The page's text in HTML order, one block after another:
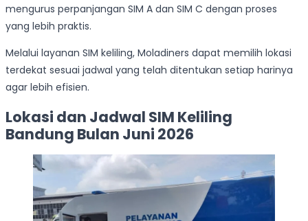
mengurus perpanjangan SIM A dan SIM C dengan proses
yang lebih praktis.
Melalui layanan SIM keliling, Moladiners dapat memilih lokasi
terdekat sesuai jadwal yang telah ditentukan setiap harinya
agar lebih efisien.
Lokasi dan Jadwal SIM Keliling
Bandung Bulan Juni 2026